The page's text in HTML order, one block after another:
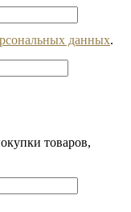
данных.
товаров,